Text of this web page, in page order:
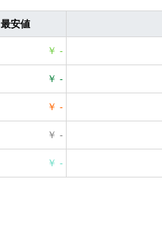
最安値
￥ -
￥ -
￥ -
￥ -
￥ -